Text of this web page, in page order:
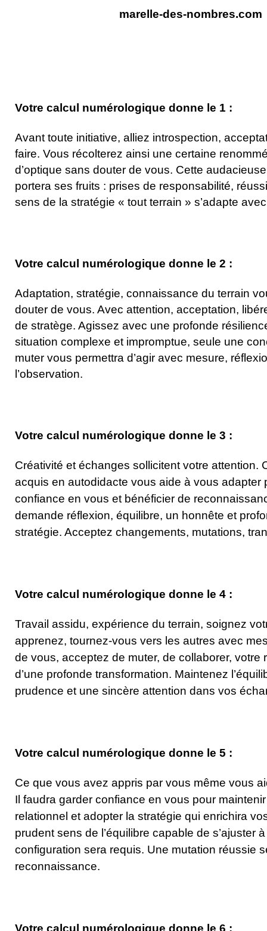
marelle-des-nombres.com
Votre calcul numérologique donne le 1 :
Avant toute initiative, alliez introspection,
faire. Vous récolterez ainsi une certaine
d’optique sans douter de vous. Cette
portera ses fruits : prises de responsabilité,
sens de la stratégie « tout terrain » s’adapte
Votre calcul numérologique donne le 2 :
Adaptation, stratégie, connaissance du terrain
douter de vous. Avec attention, acceptation,
de stratège. Agissez avec une profonde
situation complexe et impromptue, seule une
muter vous permettra d’agir avec mesure,
l’observation.
Votre calcul numérologique donne le 3 :
Créativité et échanges sollicitent votre attention.
acquis en autodidacte vous aide à vous adapter
confiance en vous et bénéficier de
demande réflexion, équilibre, un honnête et
stratégie. Acceptez changements, mutations,
Votre calcul numérologique donne le 4 :
Travail assidu, expérience du terrain, soignez
apprenez, tournez-vous vers les autres avec
de vous, acceptez de muter, de collaborer, votre
d’une profonde transformation. Maintenez
prudence et une sincère attention dans vos
Votre calcul numérologique donne le 5 :
Ce que vous avez appris par vous même vous
Il faudra garder confiance en vous pour
relationnel et adopter la stratégie qui enrichira
prudent sens de l’équilibre capable de s’ajuster
configuration sera requis. Une mutation réussie
reconnaissance.
Votre calcul numérologique donne le 6 :